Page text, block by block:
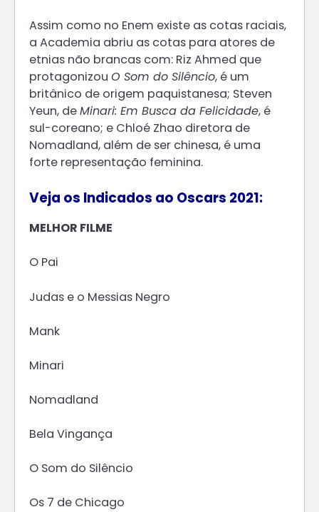
Assim como no Enem existe as cotas raciais,
a Academia abriu as cotas para atores de
etnias não brancas com: Riz Ahmed que
protagonizou O Som do Silêncio, é um
britânico de origem paquistanesa; Steven
Yeun, deMinari: Em Busca da Felicidade, é
sul-coreano; e Chloé Zhao diretora de
Nomadland, além de ser chinesa, é uma
forte representação feminina.
Veja os Indicados ao Oscars 2021:
MELHOR FILME
O Pai
Judas e o Messias Negro
Mank
Minari
Nomadland
Bela Vingança
O Som do Silêncio
Os 7 de Chicago